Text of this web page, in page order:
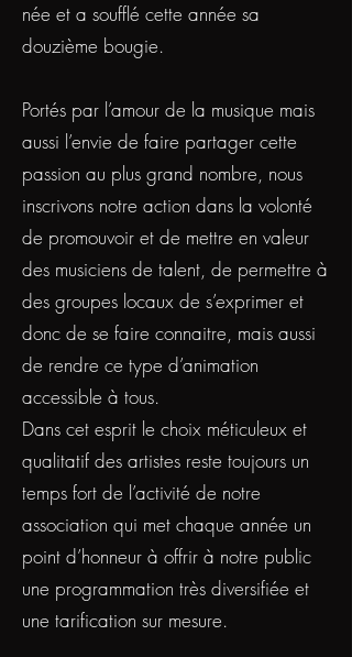
née et a soufflé cette année sa
douzième bougie.
Portés par l’amour de la musique mais
aussi l’envie de faire partager cette
passion au plus grand nombre, nous
inscrivons notre action dans la volonté
de promouvoir et de mettre en valeur
des musiciens de talent, de permettre à
des groupes locaux de s’exprimer et
donc de se faire connaitre, mais aussi
de rendre ce type d’animation
accessible à tous.
Dans cet esprit le choix méticuleux et
qualitatif des artistes reste toujours un
temps fort de l’activité de notre
association qui met chaque année un
point d’honneur à offrir à notre public
une programmation très diversifiée et
une tarification sur mesure.